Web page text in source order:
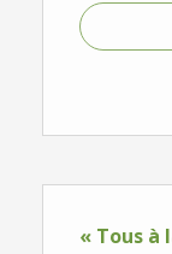
« Tous à